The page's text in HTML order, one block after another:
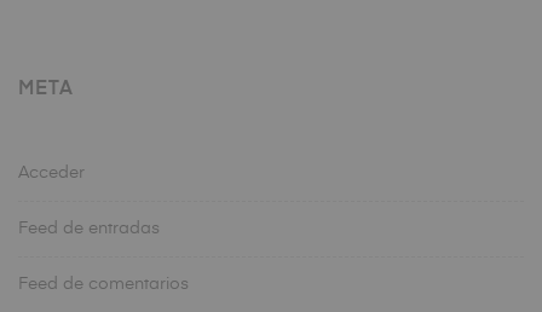
META
Acceder
Feed de entradas
Feed de comentarios